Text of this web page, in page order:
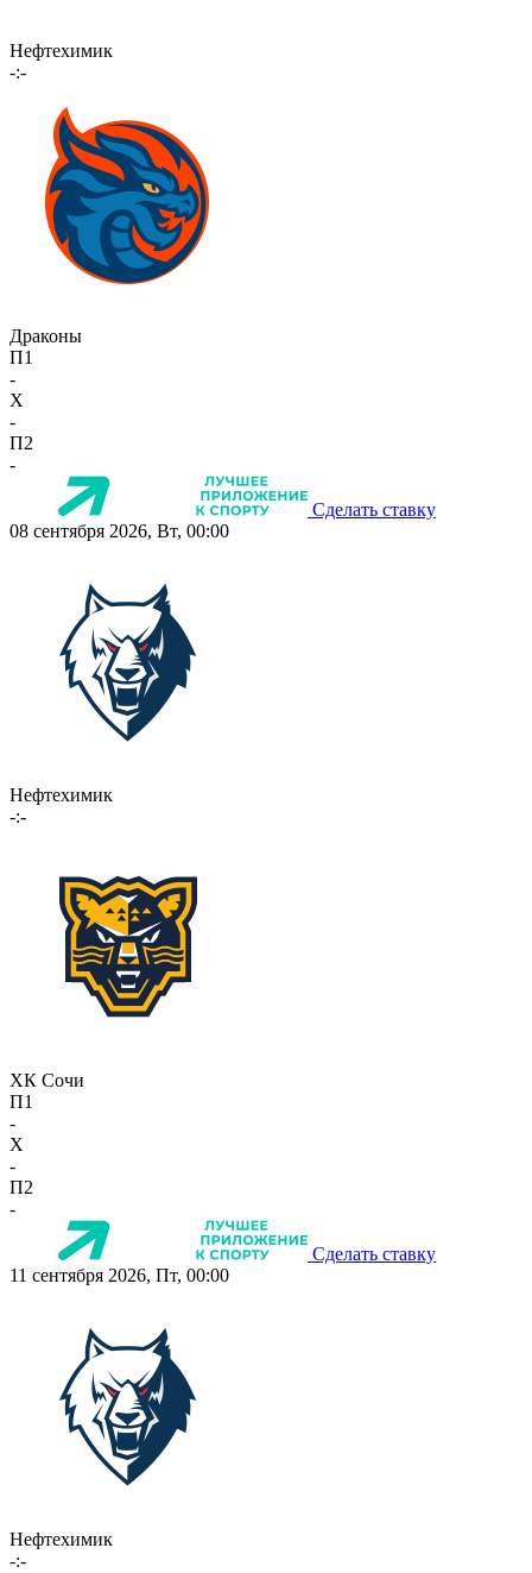
Нефтехимик
-:-
Драконы
П1
-
X
-
П2
-
Сделать ставку
08 сентября 2026, Вт, 00:00
Нефтехимик
-:-
ХК Сочи
П1
-
X
-
П2
-
Сделать ставку
11 сентября 2026, Пт, 00:00
Нефтехимик
-:-